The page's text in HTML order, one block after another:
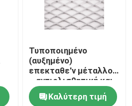
Τυποποιημένο
(αυξημένο)
επεκταθε'ν μέταλλο
– αντιολισθητική και
μεγάλη αντίσταση
διάβρωσης
Καλύτερη τιμή